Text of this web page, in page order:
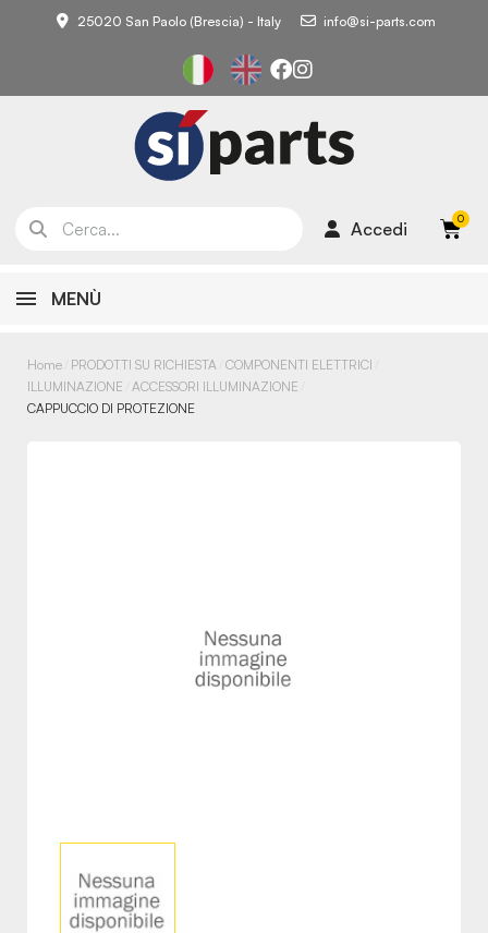
25020 San Paolo (Brescia) - Italy info@si-parts.com
Accedi
MENÙ
Home PRODOTTI SU RICHIESTA COMPONENTI ELETTRICI
ILLUMINAZIONE ACCESSORI ILLUMINAZIONE
CAPPUCCIO DI PROTEZIONE